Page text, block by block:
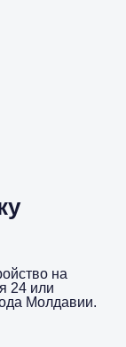
на
24 или
Молдавии.